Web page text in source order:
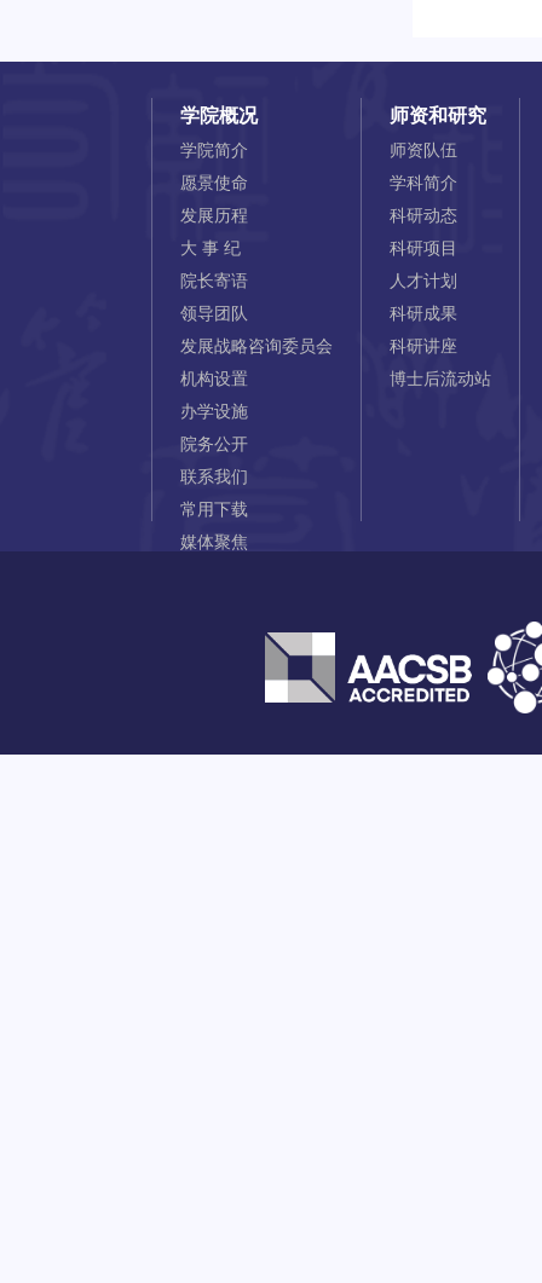
学院概况
学院简介
愿景使命
发展历程
大 事 纪
院长寄语
领导团队
发展战略咨询委员会
机构设置
办学设施
院务公开
联系我们
常用下载
媒体聚焦
师资和研究
师资队伍
学科简介
科研动态
科研项目
人才计划
科研成果
科研讲座
博士后流动站